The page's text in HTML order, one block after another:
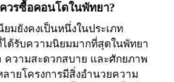
วรซื้อคอนโดในพัทยา?
มยังคงเป็นหนึ่งในประเภท
ด้รับความนิยมมากที่สุดในพัทยา
วามสะดวกสบาย และศักยภาพ
ายโครงการมีสิ่งอำนวยความ